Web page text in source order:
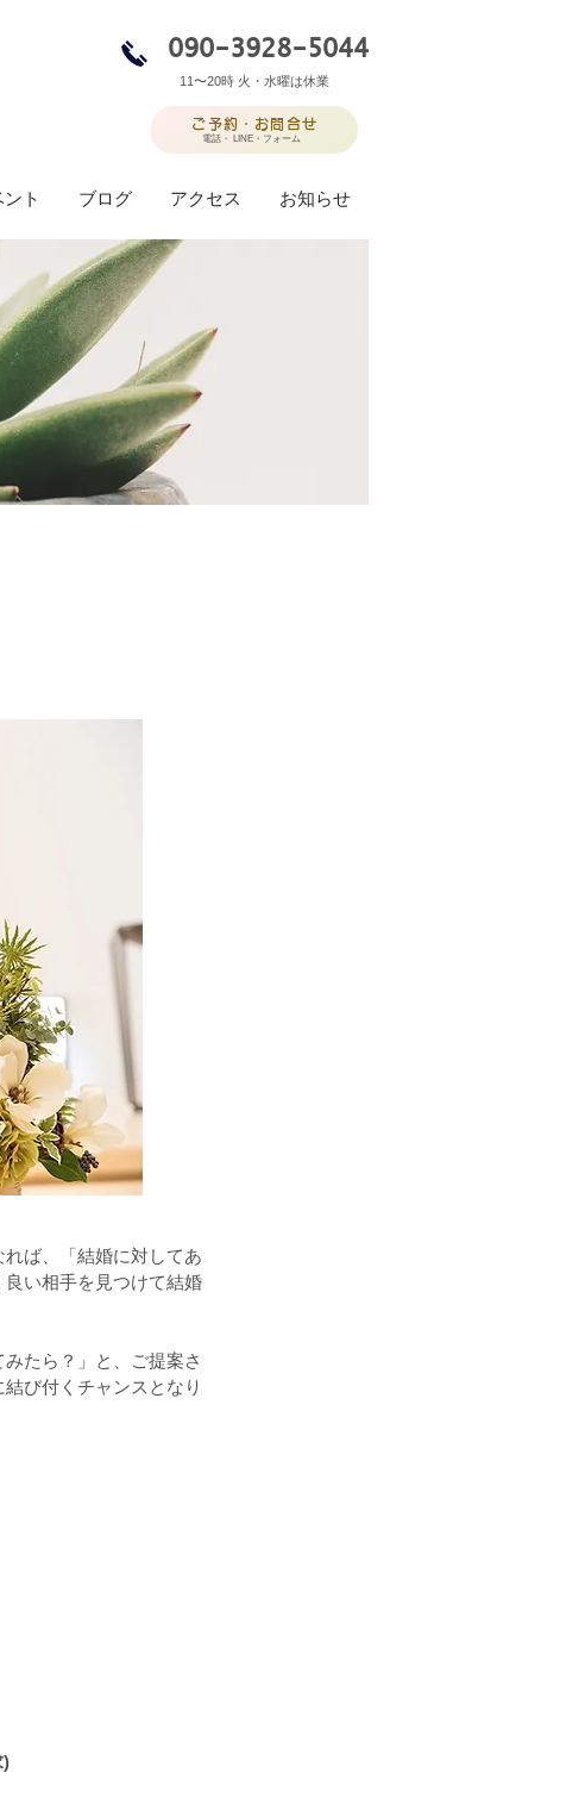
090-3928-5044
11〜20時​ 火・水曜は休業
ご予約・お問合せ
電話・ LINE・フォーム
ト ブログ アクセス お知らせ
ば、「結婚に対してあ
い相手を見つけて結婚
たら？」と、ご提案さ
び付くチャンスとなり
)